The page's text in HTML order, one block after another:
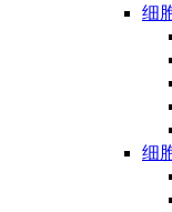
细
细